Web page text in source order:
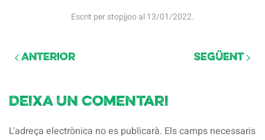
Escrit perstopjjooal13/01/2022.
Anterior Següent
Deixa un comentari
L'adreça electrònica no es publicarà. Els camps necessaris